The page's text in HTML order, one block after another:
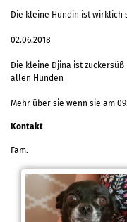
Die kleine Hündin ist wirklich
02.06.2018
Die kleine Djina ist
allen Hunden
Mehr über sie wenn sie am
Kontakt
Fam.